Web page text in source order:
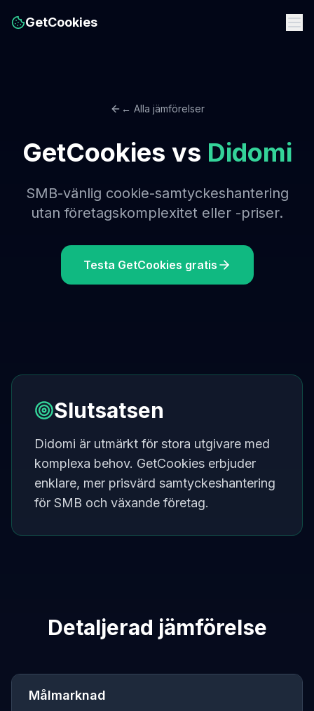
GetCookies
← Alla jämförelser
GetCookies vs Didomi
SMB-vänlig cookie-samtyckeshantering
utan företagskomplexitet eller -priser.
Testa GetCookies gratis
Slutsatsen
Didomi är utmärkt för stora utgivare med
komplexa behov. GetCookies erbjuder
enklare, mer prisvärd samtyckeshantering
för SMB och växande företag.
Detaljerad jämförelse
Målmarknad